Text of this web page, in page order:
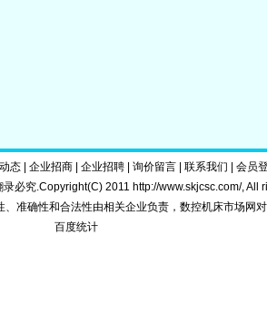
态| 企业招商| 企业招聘| 询价留言| 联系我们 会员
必究.Copyright(C) 2011 http://www.skjcsc.com/, All
准确性和合法性由相关企业负责，数控机床市场网对
百度统计